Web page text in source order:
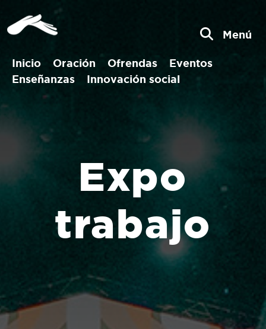
Inicio Oración Ofrendas
Eventos
Enseñanzas
Innovación social
Menú
Expo
trabajo